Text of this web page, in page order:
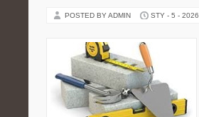
POSTED BY ADMIN STY - 5 - 2026